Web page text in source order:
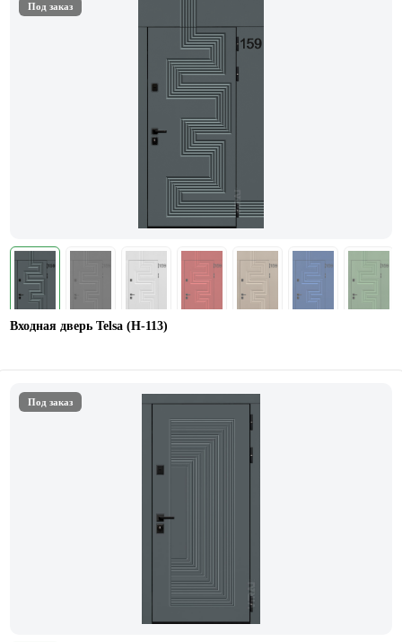
Под заказ
Входная дверь Telsa (Н-113)
Под заказ